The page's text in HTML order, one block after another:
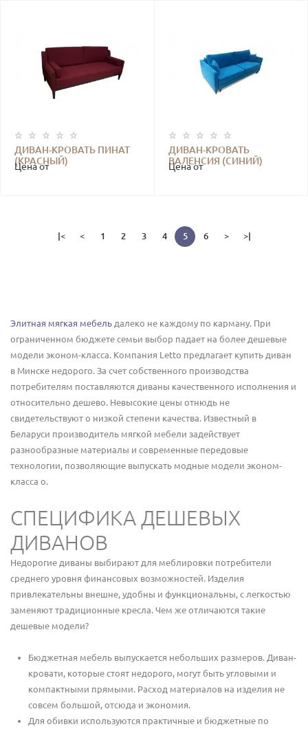
ДИВАН-КРОВАТЬ ПИНАТ
(КРАСНЫЙ)
Цена от
ДИВАН-КРОВАТЬ
ВАЛЕНСИЯ (СИНИЙ)
Цена от
|< < 1 2 3 4 5 6 > >|
Элитная мягкая мебель далеко не каждому по карману. При
ограниченном бюджете семьи выбор падает на более дешевые
модели эконом-класса. Компания Letto предлагает купить диван
в Минске недорого. За счет собственного производства
потребителям поставляются диваны качественного исполнения и
относительно дешево. Невысокие цены отнюдь не
свидетельствуют о низкой степени качества. Известный в
Беларуси производитель мягкой мебели задействует
разнообразные материалы и современные передовые
технологии, позволяющие выпускать модные модели эконом-
класса о.
СПЕЦИФИКА ДЕШЕВЫХ
ДИВАНОВ
Недорогие диваны выбирают для меблировки потребители
среднего уровня финансовых возможностей. Изделия
привлекательны внешне, удобны и функциональны, с легкостью
заменяют традиционные кресла. Чем же отличаются такие
дешевые модели?
Бюджетная мебель выпускается небольших размеров. Диван-
кровати, которые стоят недорого, могут быть угловыми и
компактными прямыми. Расход материалов на изделия не
совсем большой, отсюда и экономия.
Для обивки используются практичные и бюджетные по